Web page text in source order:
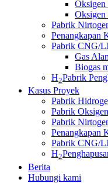
Oksigen
Pabrik
Penangkapan
Pabrik CNG/
Gas
Biogas
H2Pabrik
Kasus Proyek
Pabrik
Pabrik Oksigen
Pabrik
Penangkapan
Pabrik CNG/
H2
Berita
Hubungi kami